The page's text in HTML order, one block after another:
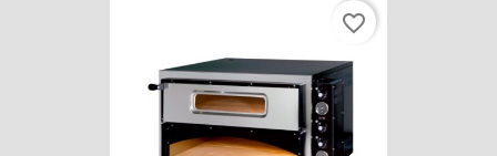
favorite_border